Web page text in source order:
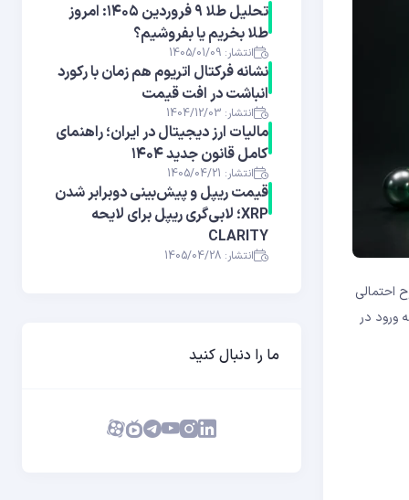
احتمالی
ورود در
تحلیل طلا ۹ فروردین ۱۴۰۵: امروز
طلا بخریم یا بفروشیم؟
انتشار: 1405/01/09
نشانه فرکتال اتریوم هم‌ زمان با رکورد
انباشت در افت قیمت
انتشار: 1404/12/03
مالیات ارز دیجیتال در ایران؛ راهنمای
کامل قانون جدید ۱۴۰۴
انتشار: 1405/04/21
قیمت ریپل و پیش‌بینی دوبرابر شدن
XRP؛ لابی‌گری ریپل برای لایحه
CLARITY
انتشار: 1405/04/28
ما را دنبال کنید